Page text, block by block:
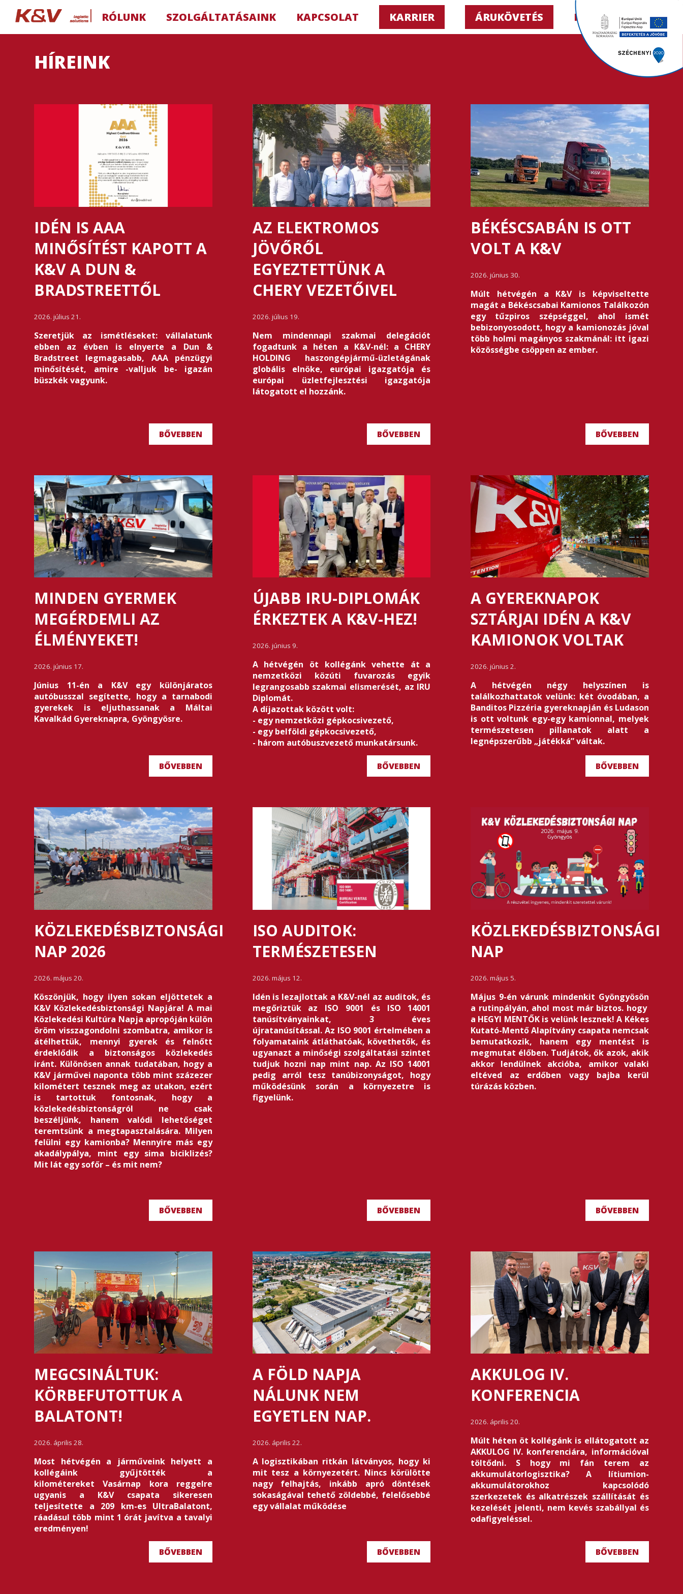
RÓLUNK SZOLGÁLTATÁSAINK KAPCSOLAT KARRIER ÁRUKÖVETÉS HU ▼
HÍREINK
IDÉN IS AAA
MINŐSÍTÉST KAPOTT A
K&V A DUN &
BRADSTREETTŐL
2026. július 21.
Szeretjük az ismétléseket: vállalatunk
ebben az évben is elnyerte a Dun &
Bradstreet legmagasabb, AAA pénzügyi
minősítését, amire -valljuk be- igazán
büszkék vagyunk.
BŐVEBBEN
AZ ELEKTROMOS
JÖVŐRŐL
EGYEZTETTÜNK A
CHERY VEZETŐIVEL
2026. július 19.
Nem mindennapi szakmai delegációt
fogadtunk a héten a K&V-nél: a CHERY
HOLDING haszongépjármű-üzletágának
globális elnöke, európai igazgatója és
európai üzletfejlesztési igazgatója
látogatott el hozzánk.
BŐVEBBEN
BÉKÉSCSABÁN IS OTT
VOLT A K&V
2026. június 30.
Múlt hétvégén a K&V is képviseltette
magát a Békéscsabai Kamionos Találkozón
egy tűzpiros szépséggel, ahol ismét
bebizonyosodott, hogy a kamionozás jóval
több holmi magányos szakmánál: itt igazi
közösségbe csöppen az ember.
BŐVEBBEN
MINDEN GYERMEK
MEGÉRDEMLI AZ
ÉLMÉNYEKET!
2026. június 17.
Június 11-én a K&V egy különjáratos
autóbusszal segítette, hogy a tarnabodi
gyerekek is eljuthassanak a Máltai
Kavalkád Gyereknapra, Gyöngyösre.
BŐVEBBEN
ÚJABB IRU-DIPLOMÁK
ÉRKEZTEK A K&V-HEZ!
2026. június 9.
A hétvégén öt kollégánk vehette át a
nemzetközi közúti fuvarozás egyik
legrangosabb szakmai elismerését, az IRU
Diplomát.
A díjazottak között volt:
- egy nemzetközi gépkocsivezető,
- egy belföldi gépkocsivezető,
- három autóbuszvezető munkatársunk.
BŐVEBBEN
A GYEREKNAPOK
SZTÁRJAI IDÉN A K&V
KAMIONOK VOLTAK
2026. június 2.
A hétvégén négy helyszínen is
találkozhattatok velünk: két óvodában, a
Banditos Pizzéria gyereknapján és Ludason
is ott voltunk egy-egy kamionnal, melyek
természetesen pillanatok alatt a
legnépszerűbb „játékká” váltak.
BŐVEBBEN
KÖZLEKEDÉSBIZTONSÁGI
NAP 2026
2026. május 20.
Köszönjük, hogy ilyen sokan eljöttetek a
K&V Közlekedésbiztonsági Napjára! A mai
Közlekedési Kultúra Napja apropóján külön
öröm visszagondolni szombatra, amikor is
átélhettük, mennyi gyerek és felnőtt
érdeklődik a biztonságos közlekedés
iránt. Különösen annak tudatában, hogy a
K&V járművei naponta több mint százezer
kilométert tesznek meg az utakon, ezért
is tartottuk fontosnak, hogy a
közlekedésbiztonságról ne csak
beszéljünk, hanem valódi lehetőséget
teremtsünk a megtapasztalására. Milyen
felülni egy kamionba? Mennyire más egy
akadálypálya, mint egy sima biciklizés?
Mit lát egy sofőr – és mit nem?
BŐVEBBEN
ISO AUDITOK:
TERMÉSZETESEN
2026. május 12.
Idén is lezajlottak a K&V-nél az auditok, és
megőriztük az ISO 9001 és ISO 14001
tanúsítványainkat, 3 éves
újratanúsítással. Az ISO 9001 értelmében a
folyamataink átláthatóak, követhetők, és
ugyanazt a minőségi szolgáltatási szintet
tudjuk hozni nap mint nap. Az ISO 14001
pedig arról tesz tanúbizonyságot, hogy
működésünk során a környezetre is
figyelünk.
BŐVEBBEN
KÖZLEKEDÉSBIZTONSÁGI
NAP
2026. május 5.
Május 9-én várunk mindenkit Gyöngyösön
a rutinpályán, ahol most már biztos. hogy
a HEGYI MENTŐK is velünk lesznek! A Kékes
Kutató-Mentő Alapítvány csapata nemcsak
bemutatkozik, hanem egy mentést is
megmutat élőben. Tudjátok, ők azok, akik
akkor lendülnek akcióba, amikor valaki
eltéved az erdőben vagy bajba kerül
túrázás közben.
BŐVEBBEN
MEGCSINÁLTUK:
KÖRBEFUTOTTUK A
BALATONT!
2026. április 28.
Most hétvégén a járműveink helyett a
kollégáink gyűjtötték a
kilométereket Vasárnap kora reggelre
ugyanis a K&V csapata sikeresen
teljesítette a 209 km-es UltraBalatont,
ráadásul több mint 1 órát javítva a tavalyi
eredményen!
BŐVEBBEN
A FÖLD NAPJA
NÁLUNK NEM
EGYETLEN NAP.
2026. április 22.
A logisztikában ritkán látványos, hogy ki
mit tesz a környezetért. Nincs körülötte
nagy felhajtás, inkább apró döntések
sokaságával tehető zöldebbé, felelősebbé
egy vállalat működése
BŐVEBBEN
AKKULOG IV.
KONFERENCIA
2026. április 20.
Múlt héten öt kollégánk is ellátogatott az
AKKULOG IV. konferenciára, információval
töltődni. S hogy mi fán terem az
akkumulátorlogisztika? A lítiumion-
akkumulátorokhoz kapcsolódó
szerkezetek és alkatrészek szállítását és
kezelését jelenti, nem kevés szabállyal és
odafigyeléssel.
BŐVEBBEN